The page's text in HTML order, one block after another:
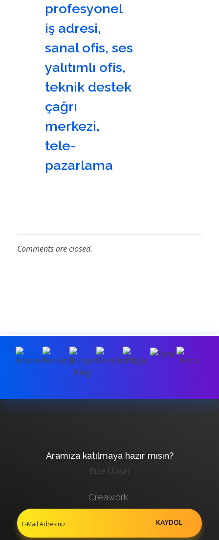
profesyonel
iş adresi,
sanal ofis, ses
yalıtımlı ofis,
teknik destek
çağrı
merkezi,
tele-
pazarlama
Comments are closed.
Aramıza katılmaya hazır mısın?
Bize Ulaşın
Creawork